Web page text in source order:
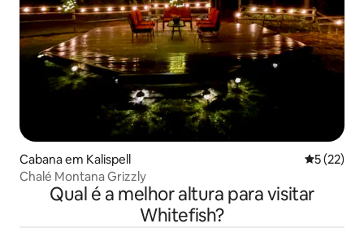
Cabana em Kalispell
5 (22)
Chalé Montana Grizzly
Qual é a melhor altura para visitar
Whitefish?